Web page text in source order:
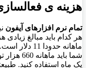
هزینه ی
تمام نرم افزارهای آیفون
هر کدام باید مبالغ زیادی
شما
یک ماه استفاده کنید.